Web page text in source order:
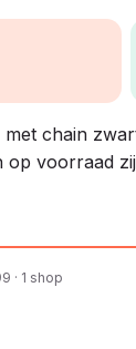
chain
op voorraad
· 1 shop